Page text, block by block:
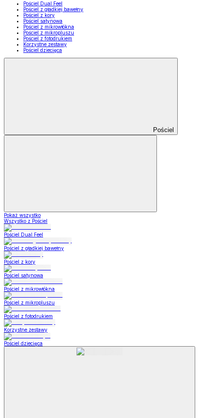
Pościel Dual Feel
Pościel z gładkiej bawełny
Pościel z kory
Pościel satynowa
Pościel z mikrowłókna
Pościel z mikropluszu
Pościel z fotodrukiem
Korzystne zestawy
Pościel dziecięca
Pościel
Pokaż wszystko
Wszystko z Pościel
Pościel Dual Feel
Pościel z gładkiej bawełny
Pościel z kory
Pościel satynowa
Pościel z mikrowłókna
Pościel z mikropluszu
Pościel z fotodrukiem
Korzystne zestawy
Pościel dziecięca